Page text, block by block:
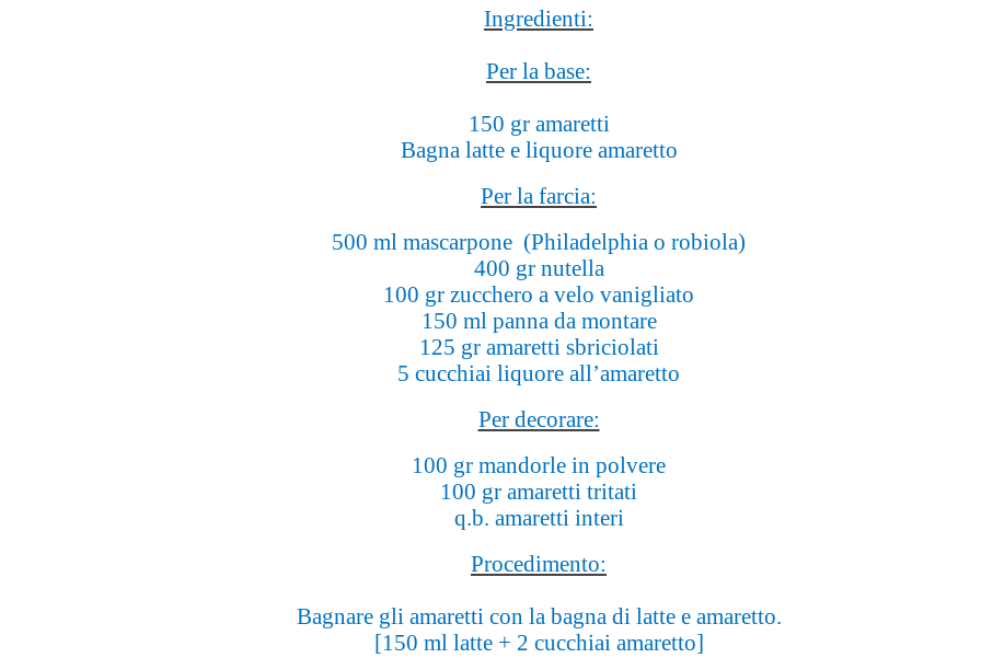
Ingredienti:
Per la base:
150 gr amaretti
Bagna latte e liquore amaretto
Per la farcia:
500 ml mascarpone (Philadelphia o robiola)
400 gr nutella
100 gr zucchero a velo vanigliato
150 ml panna da montare
125 gr amaretti sbriciolati
5 cucchiai liquore all’amaretto
Per decorare:
100 gr mandorle in polvere
100 gr amaretti tritati
q.b. amaretti interi
Procedimento:
Bagnare gli amaretti con la bagna di latte e amaretto.
[150 ml latte + 2 cucchiai amaretto]